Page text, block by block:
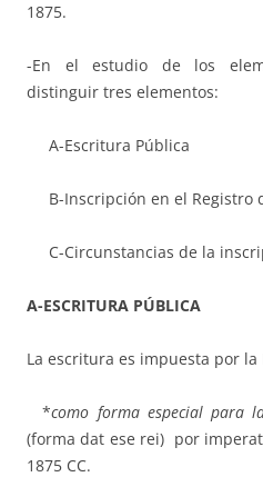
1875.
-En el estudio de los
distinguir tres elementos:
A-Escritura Pública
B-Inscripción en el Registro
C-Circunstancias de la
A-ESCRITURA PÚBLICA
La escritura es impuesta por
*como forma especial para
(forma dat ese rei) por
1875 CC.